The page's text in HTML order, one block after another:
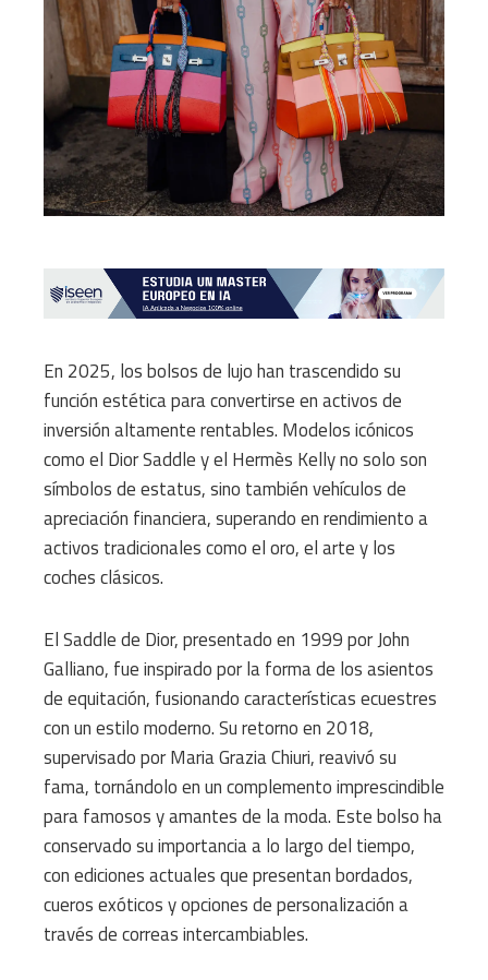
En 2025, los bolsos de lujo han trascendido su
función estética para convertirse en activos de
inversión altamente rentables. Modelos icónicos
como el Dior Saddle y el Hermès Kelly no solo son
símbolos de estatus, sino también vehículos de
apreciación financiera, superando en rendimiento a
activos tradicionales como el oro, el arte y los
coches clásicos.​
El Saddle de Dior, presentado en 1999 por John
Galliano, fue inspirado por la forma de los asientos
de equitación, fusionando características ecuestres
con un estilo moderno. Su retorno en 2018,
supervisado por Maria Grazia Chiuri, reavivó su
fama, tornándolo en un complemento imprescindible
para famosos y amantes de la moda. Este bolso ha
conservado su importancia a lo largo del tiempo,
con ediciones actuales que presentan bordados,
cueros exóticos y opciones de personalización a
través de correas intercambiables.